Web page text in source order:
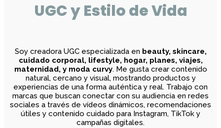
UGC y Estilo de Vida
Soy creadora UGC especializada en beauty, skincare,
cuidado corporal, lifestyle, hogar, planes, viajes,
maternidad, y moda curvy. Me gusta crear contenido
natural, cercano y visual, mostrando productos y
experiencias de una forma auténtica y real. Trabajo con
marcas que buscan conectar con su audiencia en redes
sociales a través de vídeos dinámicos, recomendaciones
útiles y contenido cuidado para Instagram, TikTok y
campañas digitales.